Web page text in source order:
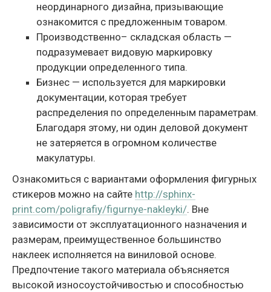
неординарного дизайна, призывающие
ознакомится с предложенным товаром.
Производственно– складская область —
подразумевает видовую маркировку
продукции определенного типа.
Бизнес — используется для маркировки
документации, которая требует
распределения по определенным параметрам.
Благодаря этому, ни один деловой документ
не затеряется в огромном количестве
макулатуры.
Ознакомиться с вариантами оформления фигурных
стикеров можно на сайте http://sphinx-
print.com/poligrafiy/figurnye-nakleyki/. Вне
зависимости от эксплуатационного назначения и
размерам, преимущественное большинство
наклеек исполняется на виниловой основе.
Предпочтение такого материала объясняется
высокой износоустойчивостью и способностью